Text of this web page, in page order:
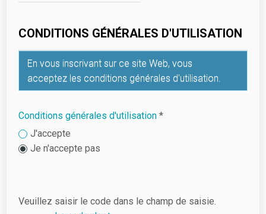
CONDITIONS GÉNÉRALES D'UTILISATION
En vous inscrivant sur ce site Web, vous
acceptez les conditions générales d'utilisation.
Conditions générales d'utilisation *
J'accepte
Je n'accepte pas
Veuillez saisir le code dans le champ de saisie.